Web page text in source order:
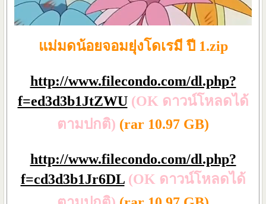
แม่มดน้อยจอมยุ่งโดเรมี ปี 1.zip
http://www.filecondo.com/dl.php?
f=ed3d3b1JtZWU (OK ดาวน์โหลดได้
ตามปกติ) (rar 10.97 GB)
http://www.filecondo.com/dl.php?
f=cd3d3b1Jr6DL (OK ดาวน์โหลดได้